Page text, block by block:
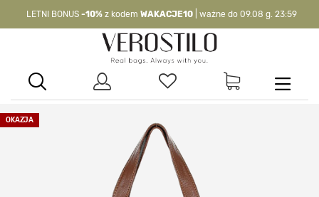
LETNI BONUS -10% z kodem WAKACJE10 | ważne do 09.08 g. 23:59
WAKACJE10| nie dotyczy produktów z flagą OKAZJA >
OKAZJA